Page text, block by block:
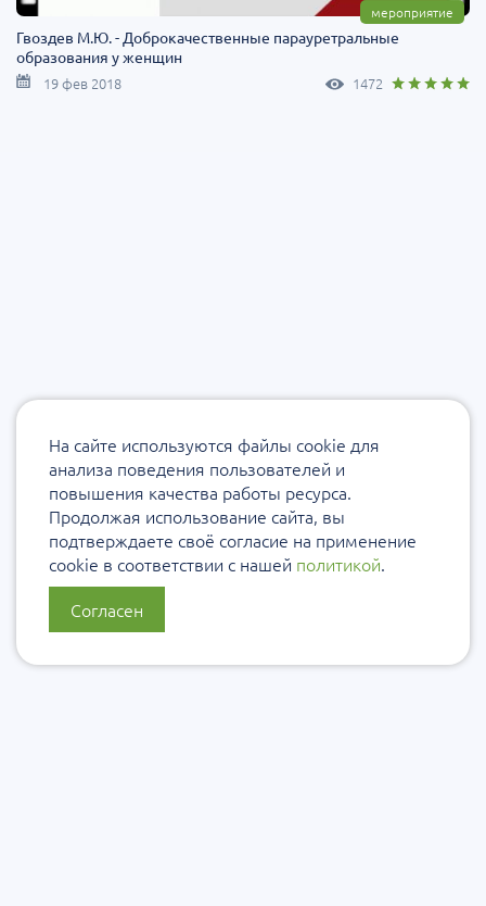
мероприятие
Гвоздев М.Ю. - Доброкачественные парауретральные
образования у женщин
19 фев 2018 1472
На сайте используются файлы cookie для
анализа поведения пользователей и
повышения качества работы ресурса.
Продолжая использование сайта, вы
подтверждаете своё согласие на применение
cookie в соответствии с нашей политикой.
Согласен